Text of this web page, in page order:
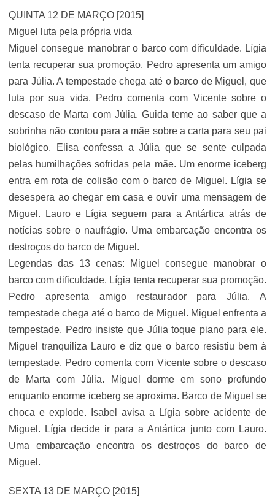
QUINTA 12 DE MARÇO [2015]
Miguel luta pela própria vida
Miguel consegue manobrar o barco com dificuldade. Lígia
tenta recuperar sua promoção. Pedro apresenta um amigo
para Júlia. A tempestade chega até o barco de Miguel, que
luta por sua vida. Pedro comenta com Vicente sobre o
descaso de Marta com Júlia. Guida teme ao saber que a
sobrinha não contou para a mãe sobre a carta para seu pai
biológico. Elisa confessa a Júlia que se sente culpada
pelas humilhações sofridas pela mãe. Um enorme iceberg
entra em rota de colisão com o barco de Miguel. Lígia se
desespera ao chegar em casa e ouvir uma mensagem de
Miguel. Lauro e Lígia seguem para a Antártica atrás de
notícias sobre o naufrágio. Uma embarcação encontra os
destroços do barco de Miguel.
Legendas das 13 cenas: Miguel consegue manobrar o
barco com dificuldade. Lígia tenta recuperar sua promoção.
Pedro apresenta amigo restaurador para Júlia. A
tempestade chega até o barco de Miguel. Miguel enfrenta a
tempestade. Pedro insiste que Júlia toque piano para ele.
Miguel tranquiliza Lauro e diz que o barco resistiu bem à
tempestade. Pedro comenta com Vicente sobre o descaso
de Marta com Júlia. Miguel dorme em sono profundo
enquanto enorme iceberg se aproxima. Barco de Miguel se
choca e explode. Isabel avisa a Lígia sobre acidente de
Miguel. Lígia decide ir para a Antártica junto com Lauro.
Uma embarcação encontra os destroços do barco de
Miguel.
SEXTA 13 DE MARÇO [2015]